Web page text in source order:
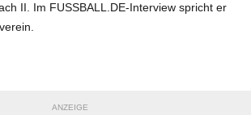
II. Im FUSSBALL.DE-Interview spricht er
ANZEIGE